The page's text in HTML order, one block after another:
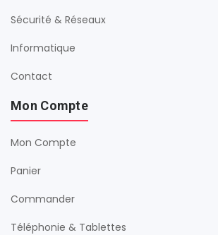
Sécurité & Réseaux
Informatique
Contact
Mon Compte
Mon Compte
Panier
Commander
Téléphonie & Tablettes